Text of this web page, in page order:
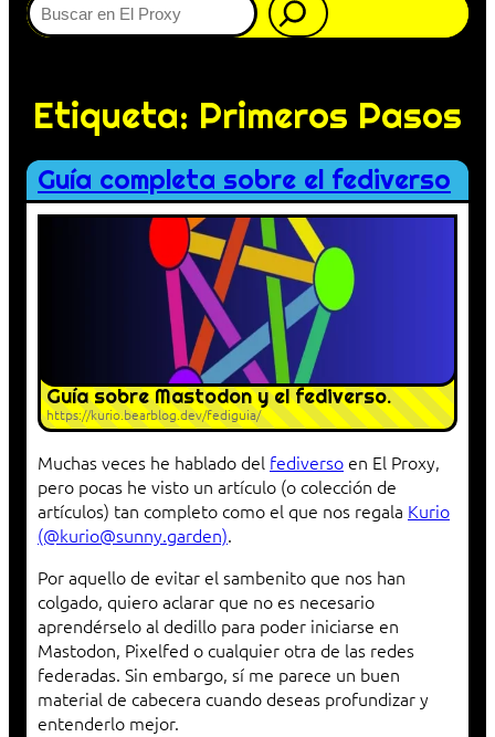
Etiqueta: Primeros Pasos
Guía completa sobre el fediverso
Guía sobre Mastodon y el fediverso.
https://kurio.bearblog.dev/fediguia/
Muchas veces he hablado del fediverso en El Proxy,
pero pocas he visto un artículo (o colección de
artículos) tan completo como el que nos regala Kurio
(@kurio@sunny.garden).
Por aquello de evitar el sambenito que nos han
colgado, quiero aclarar que no es necesario
aprendérselo al dedillo para poder iniciarse en
Mastodon, Pixelfed o cualquier otra de las redes
federadas. Sin embargo, sí me parece un buen
material de cabecera cuando deseas profundizar y
entenderlo mejor.